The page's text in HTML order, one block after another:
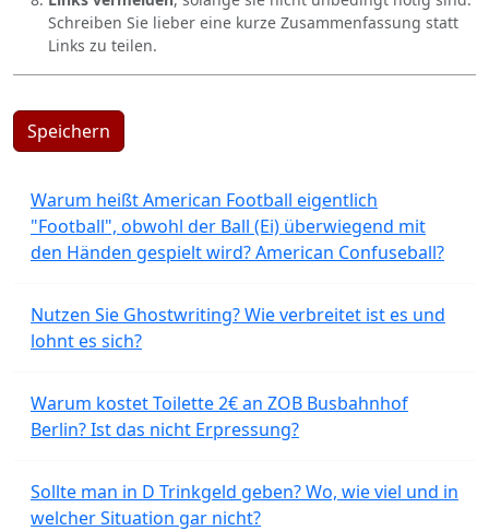
Schreiben Sie lieber eine kurze Zusammenfassung statt
Links zu teilen.
Speichern
Warum heißt American Football eigentlich
"Football", obwohl der Ball (Ei) überwiegend mit
den Händen gespielt wird? American Confuseball?
Nutzen Sie Ghostwriting? Wie verbreitet ist es und
lohnt es sich?
Warum kostet Toilette 2€ an ZOB Busbahnhof
Berlin? Ist das nicht Erpressung?
Sollte man in D Trinkgeld geben? Wo, wie viel und in
welcher Situation gar nicht?